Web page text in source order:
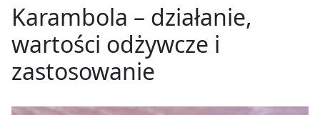
Karambola – działanie,
wartości odżywcze i
zastosowanie